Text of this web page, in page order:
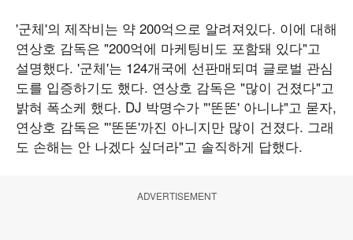
'군체'의 제작비는 약 200억으로 알려져있다. 이에 대해
연상호 감독은 "200억에 마케팅비도 포함돼 있다"고
설명했다. '군체'는 124개국에 선판매되며 글로벌 관심
도를 입증하기도 했다. 연상호 감독은 "많이 건졌다"고
밝혀 폭소케 했다. DJ 박명수가 "'똔똔' 아니냐"고 묻자,
연상호 감독은 "'똔똔'까진 아니지만 많이 건졌다. 그래
도 손해는 안 나겠다 싶더라"고 솔직하게 답했다.
ADVERTISEMENT